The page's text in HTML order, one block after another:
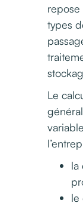
repose
types
Le
la
le